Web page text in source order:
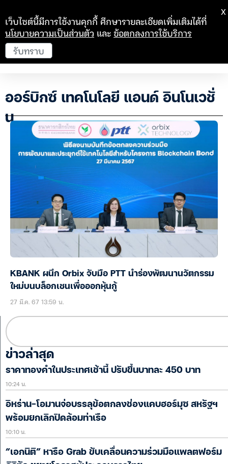
ออร์บิกซ์ เทคโนโลยี แอนด์ อินโนเวชั่
น
KBANK ผนึก Orbix จับมือ PTT นำร่องพัฒนานวัตกรรม
ใหม่บนบล็อกเชนเพื่อออกหุ้นกู้
27 มี.ค. 67 13:59 น.
ข่าวล่าสุด
ราคาทองคำในประเทศเช้านี้ ปรับขึ้นบาทละ 450 บาท
10:24 น.
อิหร่าน-โอมานจ่อบรรลุข้อตกลงช่องแคบฮอร์มุซ สหรัฐฯ
พร้อมยกเลิกปิดล้อมท่าเรือ
10:10 น.
“เอกนิติ” หารือ Grab ขับเคลื่อนความร่วมมือแพลตฟอร์ม
เว็บไซต์นี้มีการใช้งานคุกกี้ ศึกษารายละเอียดเพิ่มเติมได้ที่
นโยบายความเป็นส่วนตัว และข้อตกลงการใช้บริการ
รับทราบ
X